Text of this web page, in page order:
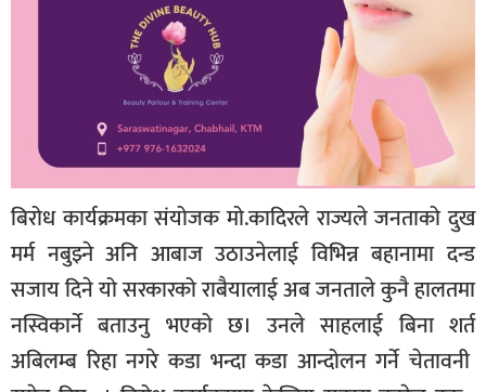
बिरोध कार्यक्रमका संयोजक मो.कादिरले राज्यले जनताको दुख
मर्म नबुझ्ने अनि आबाज उठाउनेलाई विभिन्न बहानामा दन्ड
सजाय दिने यो सरकारको राबैयालाई अब जनताले कुनै हालतमा
नस्विकार्ने बताउनु भएको छ। उनले साहलाई बिना शर्त
अबिलम्ब रिहा नगरे कडा भन्दा कडा आन्दोलन गर्ने चेतावनी